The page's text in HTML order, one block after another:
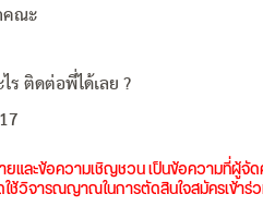
คณะ
ไร ติดต่อพี่ได้เลย ?
ยและข้อความเชิญชวน เป็นข้อความที่ผู้จั
ใช้วิจารณญาณในการตัดสินใจสมัครเข้าร่